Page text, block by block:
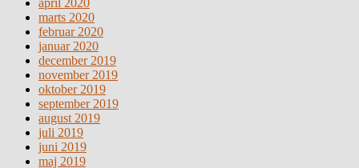
marts 2020
februar 2020
januar 2020
december 2019
november 2019
oktober 2019
september 2019
august 2019
juli 2019
juni 2019
maj 2019